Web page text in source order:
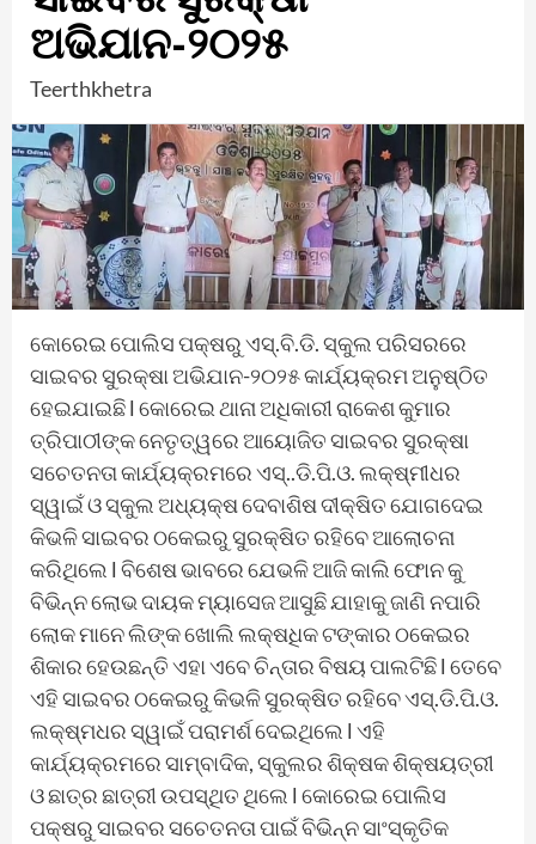
ଅଭିଯାନ-୨୦୨୫
Teerthkhetra
କୋରେଇ ପୋଲିସ ପକ୍ଷରୁ ଏସ୍‌.ବି.ଡି. ସ୍କୁଲ ପରିସରରେ
ସାଇବର ସୁରକ୍ଷା ଅଭିଯାନ-୨୦୨୫ କାର୍ଯ୍ୟକ୍ରମ ଅନୁଷ୍ଠିତ
ହେଇଯାଇଛି l କୋରେଇ ଥାନା ଅଧିକାରୀ ରାକେଶ କୁମାର
ତ୍ରିପାଠୀଙ୍କ ନେତୃତ୍ୱରେ ଆୟୋଜିତ ସାଇବର ସୁରକ୍ଷା
ସଚେତନତା କାର୍ଯ୍ୟକ୍ରମରେ ଏସ୍‌..ଡି.ପି.ଓ. ଲକ୍ଷ୍ମୀଧର
ସ୍ୱାଇଁ ଓ ସ୍କୁଲ ଅଧ୍ୟକ୍ଷ ଦେବାଶିଷ ଦୀକ୍ଷିତ ଯୋଗଦେଇ
କିଭଳି ସାଇବର ଠକେଇରୁ ସୁରକ୍ଷିତ ରହିବେ ଆଲୋଚନା
କରିଥିଲେ l ବିଶେଷ ଭାବରେ ଯେଭଳି ଆଜି କାଲି ଫୋନ କୁ
ବିଭିନ୍ନ ଲୋଭ ଦାୟକ ମ୍ୟାସେଜ ଆସୁଛି ଯାହାକୁ ଜାଣି ନପାରି
ଲୋକ ମାନେ ଲିଙ୍କ ଖୋଲି ଲକ୍ଷଧିକ ଟଙ୍କାର ଠକେଇର
ଶିକାର ହେଉଛନ୍ତି ଏହା ଏବେ ଚିନ୍ତାର ବିଷୟ ପାଲଟିଛି l ତେବେ
ଏହି ସାଇବର ଠକେଇରୁ କିଭଳି ସୁରକ୍ଷିତ ରହିବେ ଏସ୍‌.ଡି.ପି.ଓ.
ଲକ୍ଷ୍ମଧର ସ୍ୱାଇଁ ପରାମର୍ଶ ଦେଇଥିଲେ l ଏହି
କାର୍ଯ୍ୟକ୍ରମରେ ସାମ୍ବାଦିକ, ସ୍କୁଲର ଶିକ୍ଷକ ଶିକ୍ଷୟତ୍ରୀ
ଓ ଛାତ୍ର ଛାତ୍ରୀ ଉପସ୍ଥିତ ଥିଲେ l କୋରେଇ ପୋଲିସ
ପକ୍ଷରୁ ସାଇବର ସଚେତନତା ପାଇଁ ବିଭିନ୍ନ ସାଂସ୍କୃତିକ